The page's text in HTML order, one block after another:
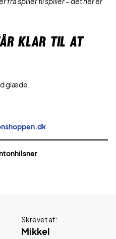
KLAR TIL AT
glæde.
Skrevet af:
Mikkel